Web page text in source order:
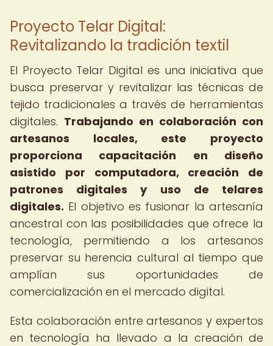
Proyecto Telar Digital:
Revitalizando la tradición textil
El Proyecto Telar Digital es una iniciativa que
busca preservar y revitalizar las técnicas de
tejido tradicionales a través de herramientas
digitales. Trabajando en colaboración con
artesanos locales, este proyecto
proporciona capacitación en diseño
asistido por computadora, creación de
patrones digitales y uso de telares
digitales. El objetivo es fusionar la artesanía
ancestral con las posibilidades que ofrece la
tecnología, permitiendo a los artesanos
preservar su herencia cultural al tiempo que
amplían sus oportunidades de
comercialización en el mercado digital.
Esta colaboración entre artesanos y expertos
en tecnología ha llevado a la creación de